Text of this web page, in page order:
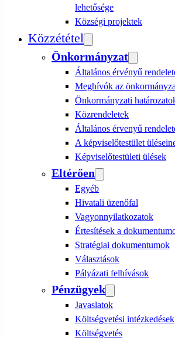
lehetősége
Községi projektek
Közzététel
Önkormányzat
Általános érvényű
Meghívók az
Önkormányzati
Közrendeletek
Általános érvenyű
A képviselőtestület
Képviselőtestületi ülések
Eltérően
Egyéb
Hivatali üzenőfal
Vagyonnyilatkozatok
Értesítések a
Stratégiai dokumentumok
Választások
Pályázati felhívások
Pénzügyek
Javaslatok
Költségvetési intézkedések
Költségvetés